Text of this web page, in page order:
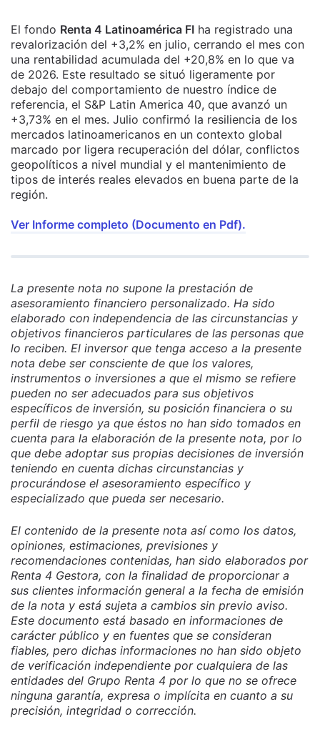
El fondo Renta 4 Latinoamérica FI ha registrado una
revalorización del +3,2% en julio, cerrando el mes con
una rentabilidad acumulada del +20,8% en lo que va
de 2026. Este resultado se situó ligeramente por
debajo del comportamiento de nuestro índice de
referencia, el S&P Latin America 40, que avanzó un
+3,73% en el mes. Julio confirmó la resiliencia de los
mercados latinoamericanos en un contexto global
marcado por ligera recuperación del dólar, conflictos
geopolíticos a nivel mundial y el mantenimiento de
tipos de interés reales elevados en buena parte de la
región.
Ver Informe completo (Documento en Pdf).
La presente nota no supone la prestación de
asesoramiento financiero personalizado. Ha sido
elaborado con independencia de las circunstancias y
objetivos financieros particulares de las personas que
lo reciben. El inversor que tenga acceso a la presente
nota debe ser consciente de que los valores,
instrumentos o inversiones a que el mismo se refiere
pueden no ser adecuados para sus objetivos
específicos de inversión, su posición financiera o su
perfil de riesgo ya que éstos no han sido tomados en
cuenta para la elaboración de la presente nota, por lo
que debe adoptar sus propias decisiones de inversión
teniendo en cuenta dichas circunstancias y
procurándose el asesoramiento específico y
especializado que pueda ser necesario.
El contenido de la presente nota así como los datos,
opiniones, estimaciones, previsiones y
recomendaciones contenidas, han sido elaborados por
Renta 4 Gestora, con la finalidad de proporcionar a
sus clientes información general a la fecha de emisión
de la nota y está sujeta a cambios sin previo aviso.
Este documento está basado en informaciones de
carácter público y en fuentes que se consideran
fiables, pero dichas informaciones no han sido objeto
de verificación independiente por cualquiera de las
entidades del Grupo Renta 4 por lo que no se ofrece
ninguna garantía, expresa o implícita en cuanto a su
precisión, integridad o corrección.